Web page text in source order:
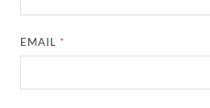
EMAIL *